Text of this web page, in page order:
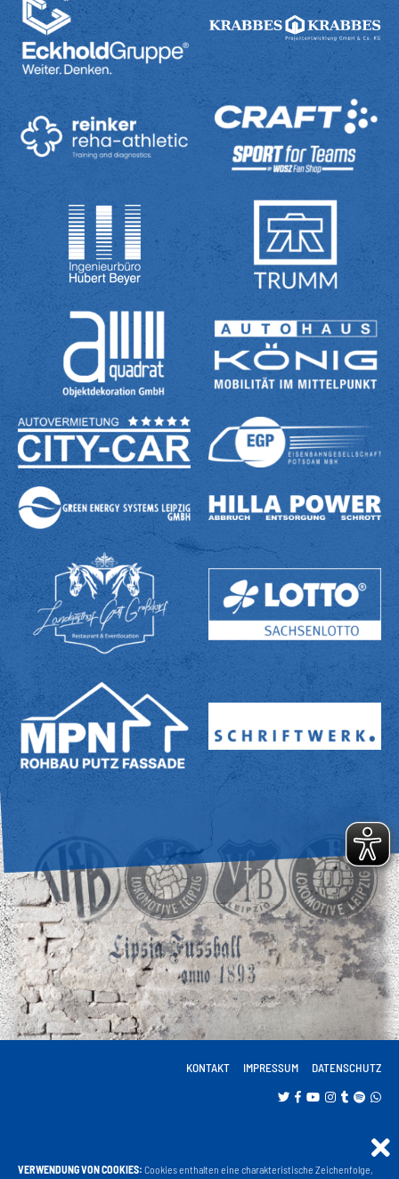
KONTAKT IMPRESSUM DATENSCHUTZ
VERWENDUNG VON COOKIES: Cookies enthalten eine charakteristische Zeichenfolge,